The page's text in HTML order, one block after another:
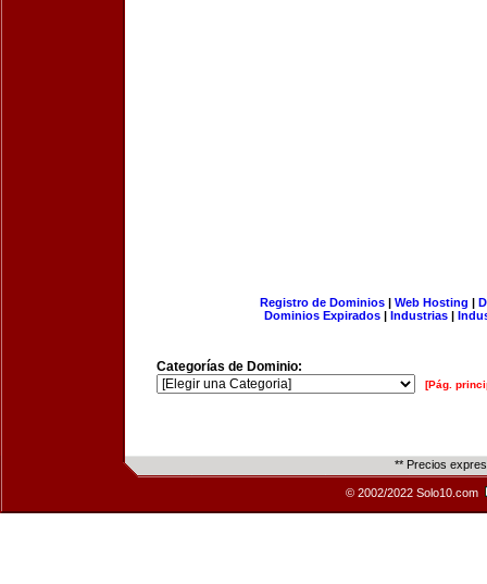
Registro de Dominios| Web Hosting |
Dominios Expirados | Industrias |
Categorías de Dominio:
[Pág.
** Precios
© 2002/2022 Solo10.com